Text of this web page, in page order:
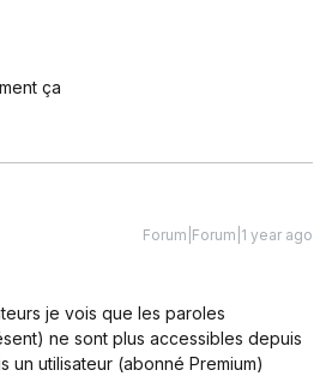
ça
Forum|Forum|1 year ago
je vois que les paroles
ne sont plus accessibles depuis
un utilisateur (abonné Premium)